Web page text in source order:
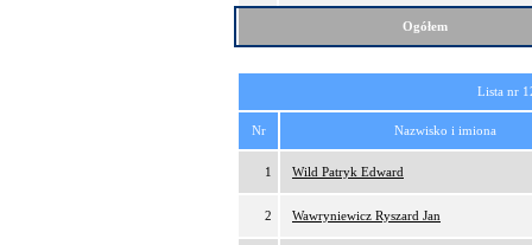
Ogółem
Lista nr
Nr Nazwisko i imiona
1 Wild Patryk Edward
2 Wawryniewicz Ryszard Jan